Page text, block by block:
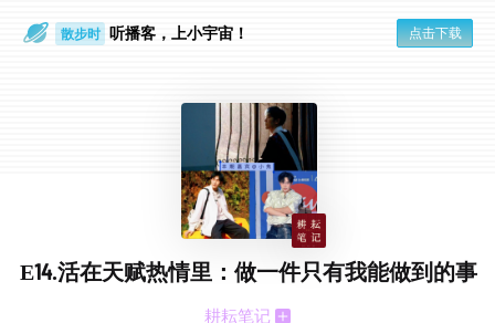
散步时 听播客，上小宇宙！ 点击下载
E14.活在天赋热情里：做一件只有我能做到的事
耕耘笔记